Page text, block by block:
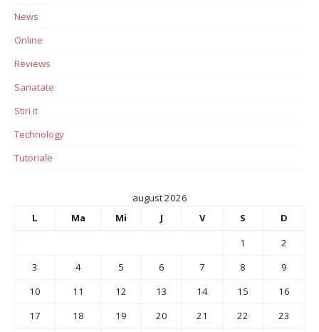
News
Online
Reviews
Sanatate
Stiri it
Technology
Tutoriale
august 2026
L
Ma Mi J V S
D
1
2
3
4 5 6 7 8
9
10
11 12 13 14 15
16
17
18 19 20 21 22
23